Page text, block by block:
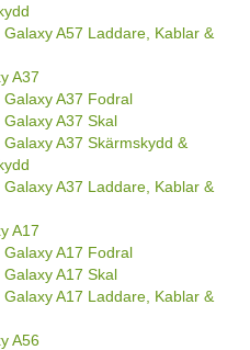
A57 Laddare, Kablar &
A37
A37 Fodral
A37 Skal
A37 Skärmskydd &
A37 Laddare, Kablar &
A17
A17 Fodral
A17 Skal
A17 Laddare, Kablar &
A56